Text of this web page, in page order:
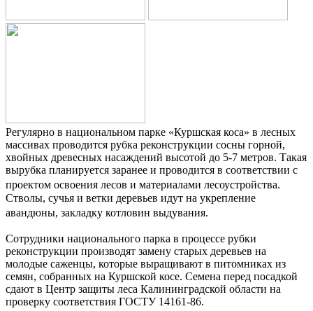
Регулярно в национальном парке «Куршская коса» в лесных
массивах проводится рубка реконструкции сосны горной,
хвойных древесных насаждений высотой до 5-7 метров. Такая
вырубка планируется заранее и проводится в соответствии с
проектом освоения лесов и материалами лесоустройства.
Стволы, сучья и ветки деревьев идут на укрепление
авандюны, закладку котловин выдувания.
Сотрудники национального парка в процессе рубки
реконструкции производят замену старых деревьев на
молодые саженцы, которые выращивают в питомниках из
семян, собранных на Куршской косе. Семена перед посадкой
сдают в Центр защиты леса Калининградской области на
проверку соответствия ГОСТУ 14161-86.